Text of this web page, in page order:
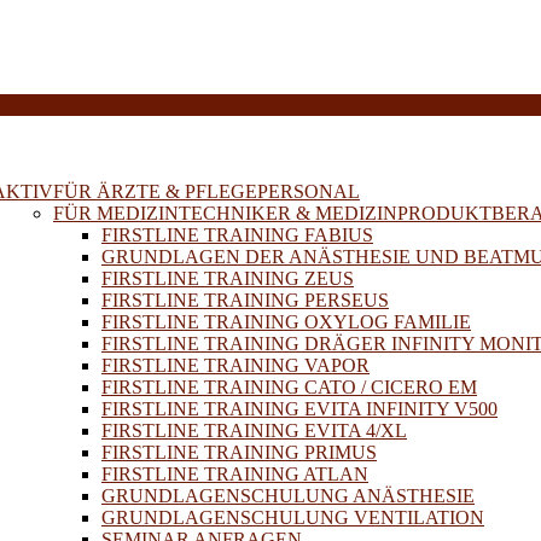
FÜR ÄRZTE & PFLEGEPERSONAL
FÜR MEDIZINTECHNIKER &
FIRSTLINE TRAINING FABIUS
GRUNDLAGEN DER ANÄSTHESIE UND
FIRSTLINE TRAINING ZEUS
FIRSTLINE TRAINING PERSEUS
FIRSTLINE TRAINING OXYLOG FAMILIE
FIRSTLINE TRAINING DRÄGER INFINITY
FIRSTLINE TRAINING VAPOR
FIRSTLINE TRAINING CATO / CICERO EM
FIRSTLINE TRAINING EVITA INFINITY V500
FIRSTLINE TRAINING EVITA 4/XL
FIRSTLINE TRAINING PRIMUS
FIRSTLINE TRAINING ATLAN
GRUNDLAGENSCHULUNG ANÄSTHESIE
GRUNDLAGENSCHULUNG VENTILATION